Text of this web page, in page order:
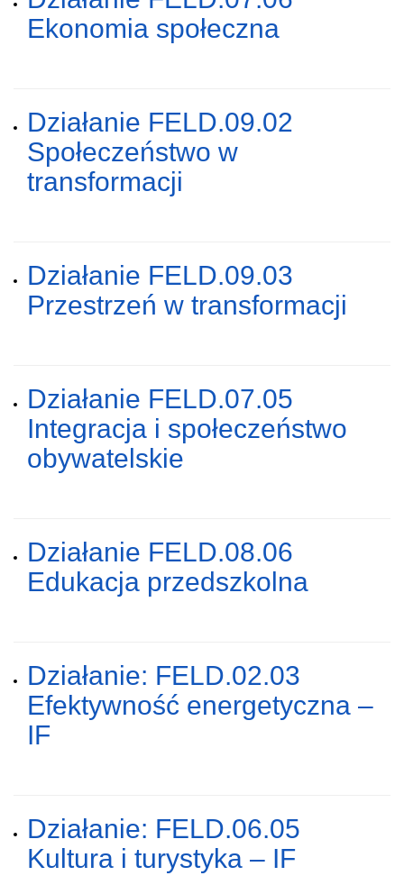
Ekonomia społeczna
Działanie FELD.09.02
Społeczeństwo w
transformacji
Działanie FELD.09.03
Przestrzeń w transformacji
Działanie FELD.07.05
Integracja i społeczeństwo
obywatelskie
Działanie FELD.08.06
Edukacja przedszkolna
Działanie: FELD.02.03
Efektywność energetyczna –
IF
Działanie: FELD.06.05
Kultura i turystyka – IF